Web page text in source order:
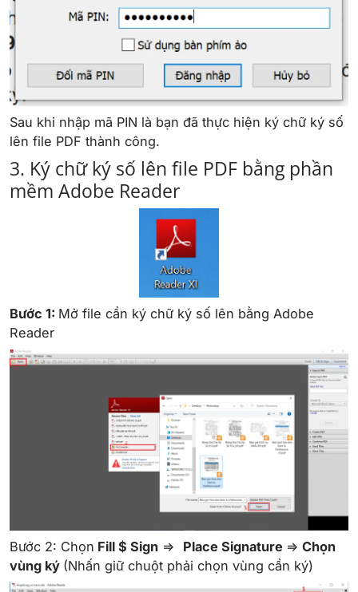
Sau khi nhập mã PIN là bạn đã thực hiện ký chữ ký số
lên file PDF thành công.
3. Ký chữ ký số lên file PDF bằng phần
mềm Adobe Reader
Bước 1: Mở file cần ký chữ ký số lên bằng Adobe
Reader
Bước 2: Chọn Fill $ Sign => Place Signature => Chọn
vùng ký (Nhấn giữ chuột phải chọn vùng cần ký)